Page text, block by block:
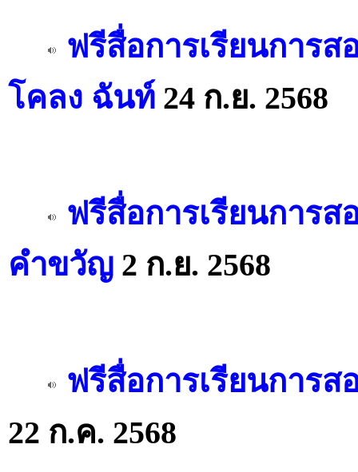
ฟรีสื่อการเรียนการ
โคลง ฉันท์ 24 ก.ย. 2568
ฟรีสื่อการเรียนการส
คำขวัญ 2 ก.ย. 2568
ฟรีสื่อการเรียนการ
22 ก.ค. 2568